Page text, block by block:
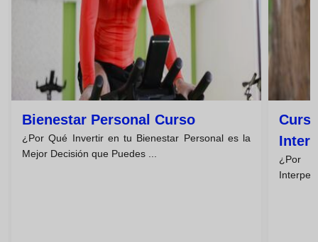
Bienestar Personal Curso
¿Por Qué Invertir en tu Bienestar Personal es la
Mejor Decisión que Puedes ...
De
¿Por